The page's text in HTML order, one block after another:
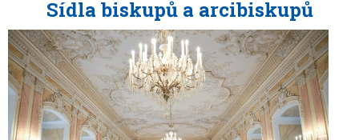
Sídla biskupů a arcibiskupů